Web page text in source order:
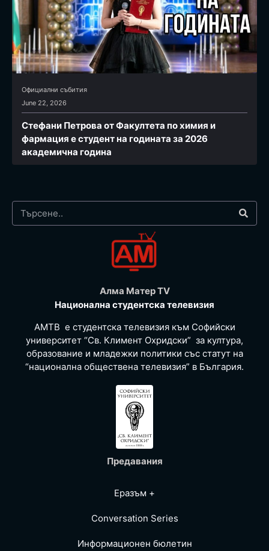
Официални събития
June 22, 2026
Стефани Петрова от Факултета по химия и
фармация e студент на годината за 2026
академична година
Алма Матер TV
Национална студентска телевизия
АМТВ е студентска телевизия към Софийски
университет “Св. Климент Охридски” за култура,
образование и младежки политики със статут на
“национална обществена телевизия” в България.
Предавания
Еразъм +
Conversation Series
Информационен бюлетин